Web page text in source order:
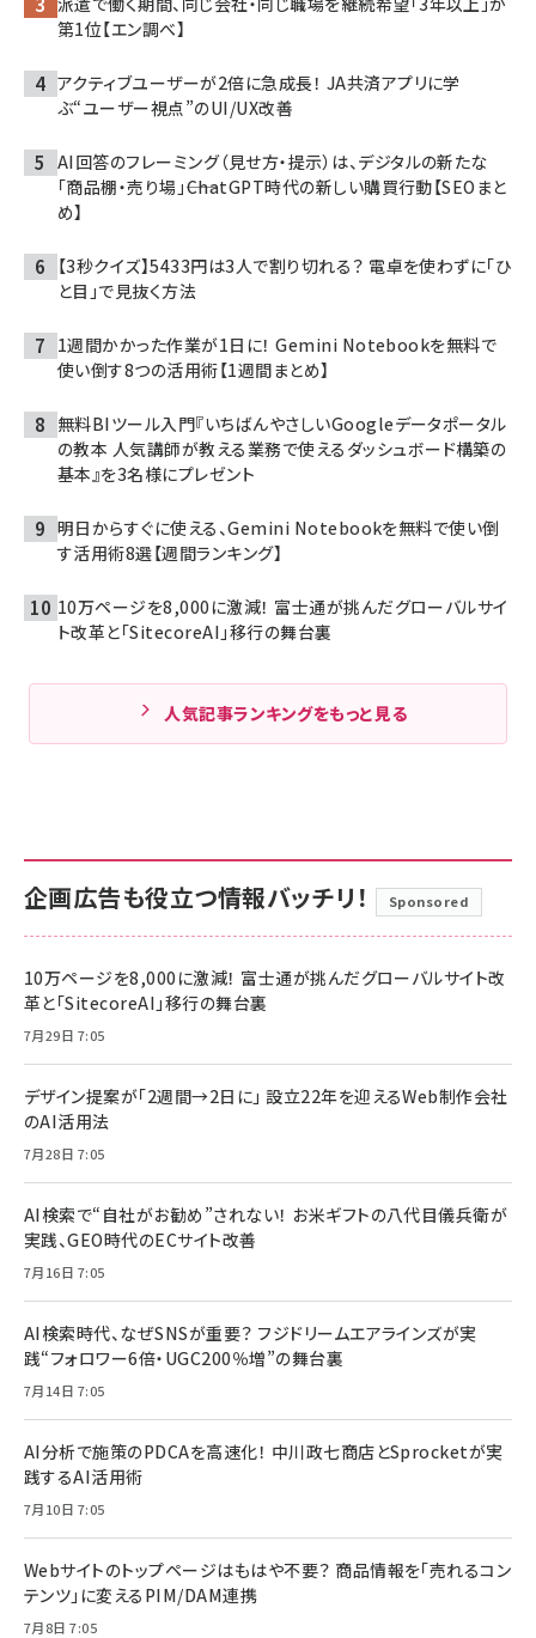
第1位【エン調べ】
アクティブユーザーが2倍に急成長！ JA共済アプリに学
ぶ“ユーザー視点”のUI/UX改善
AI回答のフレーミング（見せ方・提示）は、デジタルの新たな
「商品棚・売り場」――ChatGPT時代の新しい購買行動【SEOまと
め】
【3秒クイズ】5433円は3人で割り切れる？ 電卓を使わずに「ひ
と目」で見抜く方法
1週間かかった作業が1日に！ Gemini Notebookを無料で
使い倒す8つの活用術【1週間まとめ】
無料BIツール入門『いちばんやさしいGoogleデータポータル
の教本 人気講師が教える業務で使えるダッシュボード構築の
基本』を3名様にプレゼント
明日からすぐに使える、Gemini Notebookを無料で使い倒
す活用術8選【週間ランキング】
10万ページを8,000に激減！ 富士通が挑んだグローバルサイ
ト改革と「SitecoreAI」移行の舞台裏
人気記事ランキングをもっと見る
企画広告も役立つ情報バッチリ！ Sponsored
10万ページを8,000に激減！ 富士通が挑んだグローバルサイト改
革と「SitecoreAI」移行の舞台裏
7月29日 7:05
デザイン提案が「2週間→2日に」 設立22年を迎えるWeb制作会社
のAI活用法
7月28日 7:05
AI検索で“自社がお勧め”されない！ お米ギフトの八代目儀兵衛が
実践、GEO時代のECサイト改善
7月16日 7:05
AI検索時代、なぜSNSが重要？ フジドリームエアラインズが実
践“フォロワー6倍・UGC200％増”の舞台裏
7月14日 7:05
AI分析で施策のPDCAを高速化！ 中川政七商店とSprocketが実
践するAI活用術
7月10日 7:05
Webサイトのトップページはもはや不要？ 商品情報を「売れるコン
テンツ」に変えるPIM/DAM連携
7月8日 7:05